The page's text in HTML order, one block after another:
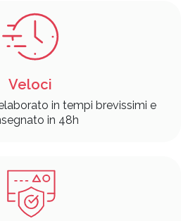
Veloci
in tempi brevissimi e
in 48h